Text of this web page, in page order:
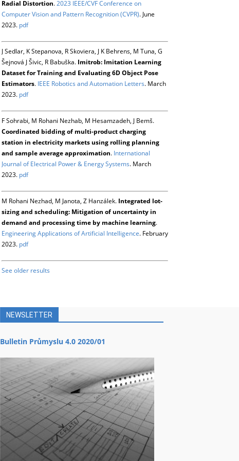
Radial Distortion.2023 IEEE/CVF Conference on
Computer Vision and Pattern Recognition (CVPR). June
2023. pdf
J Sedlar, K Stepanova, R Skoviera, J K Behrens, M Tuna, G
Šejnová J Šivic, R Babuška. Imitrob: Imitation Learning
Dataset for Training and Evaluating 6D Object Pose
Estimators. IEEE Robotics and Automation Letters. March
2023. pdf
F Sohrabi, M Rohani Nezhab, M Hesamzadeh, J Bemš.
Coordinated bidding of multi-product charging
station in electricity markets using rolling planning
and sample average approximation. International
Journal of Electrical Power & Energy Systems. March
2023. pdf
M Rohani Nezhad, M Janota, Z Hanzálek. Integrated lot-
sizing and scheduling: Mitigation of uncertainty in
demand and processing time by machine learning.
Engineering Applications of Artificial Intelligence. February
2023. pdf
See older results
NEWSLETTER
Bulletin Průmyslu 4.0 2020/01